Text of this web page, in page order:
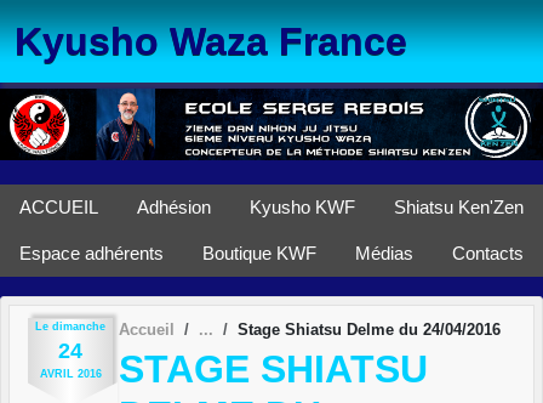
Kyusho Waza France
ACCUEIL Adhésion Kyusho KWF Shiatsu Ken'Zen
Espace adhérents Boutique KWF Médias Contacts
Le dimanche
24
AVRIL 2016
Accueil Stage Shiatsu Delme du 24/04/2016
STAGE SHIATSU